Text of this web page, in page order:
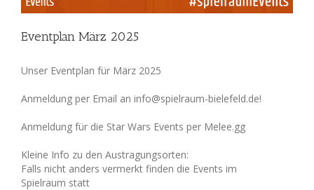
Eventplan März 2025
Unser Eventplan für März 2025
Anmeldung per Email an info@spielraum-bielefeld.de!
Anmeldung für die Star Wars Events per Melee.gg
Kleine Info zu den Austragungsorten:
Falls nicht anders vermerkt finden die Events im
Spielraum statt